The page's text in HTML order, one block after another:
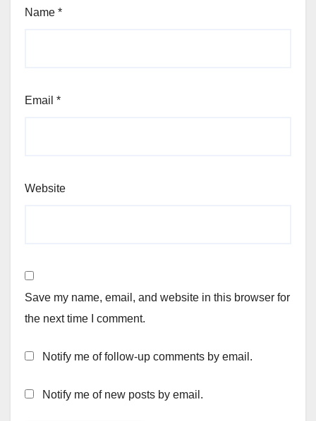
Name *
Email *
Website
Save my name, email, and website in this browser for
the next time I comment.
Notify me of follow-up comments by email.
Notify me of new posts by email.